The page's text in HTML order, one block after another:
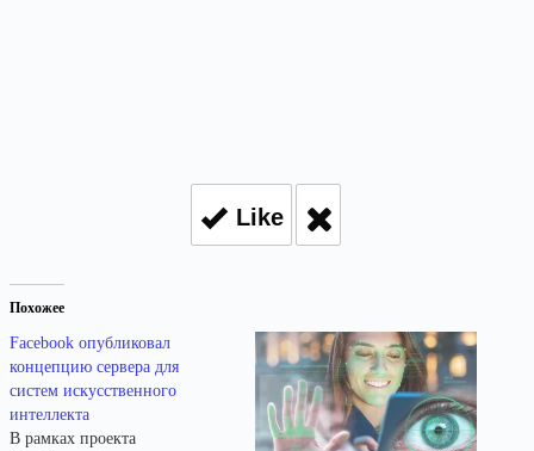
Like
Похожее
Facebook опубликовал
концепцию сервера для
систем искусственного
интеллекта
В рамках проекта